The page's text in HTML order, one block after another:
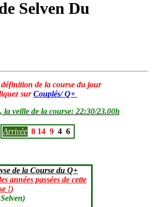
Selven Du
de la course du jour
sur Couplés/ Q+
la veille de la course: 22:30/23.00h
Arrivée 8 14 9 4 6
de la Course du Q+
années passées de cette
!)